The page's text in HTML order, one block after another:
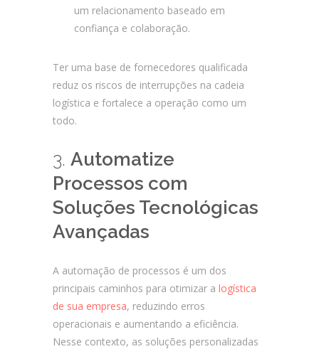
um relacionamento baseado em
confiança e colaboração.
Ter uma base de fornecedores qualificada
reduz os riscos de interrupções na cadeia
logística e fortalece a operação como um
todo.
3. Automatize
Processos com
Soluções Tecnológicas
Avançadas
A automação de processos é um dos
principais caminhos para otimizar a logística
de sua empresa, reduzindo erros
operacionais e aumentando a eficiência.
Nesse contexto, as soluções personalizadas